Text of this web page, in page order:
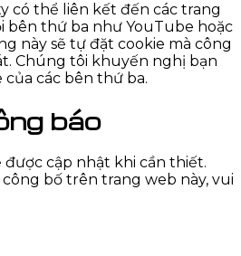
có thể liên kết đến các trang
bên thứ ba như YouTube hoặc
này sẽ tự đặt cookie mà công
Chúng tôi khuyến nghị bạn
các bên thứ ba.
báo
cập nhật khi cần thiết.
bố trên trang web này, vui